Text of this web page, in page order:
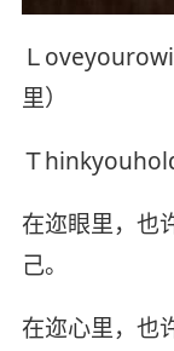
Ｌ
里）
Ｔ
在迩眼里，也
己。
在迩心里，也